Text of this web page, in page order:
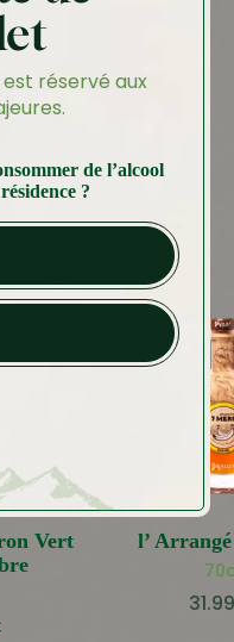
est réservé aux
de l’alcool
?
être
Vert
l’